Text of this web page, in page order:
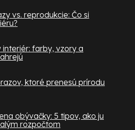
vs. reprodukcie: Čo si
interiér: farby, vzory a
ktoré prenesú prírodu
obývačky: 5 tipov, ako ju
rozpočtom